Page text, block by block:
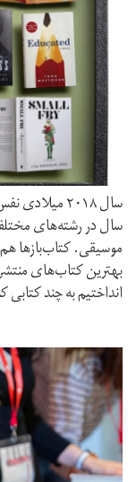
سال ۲۰۱۸
سال در رشته‌های
موسیقی. کتاب‌بازها
انداختیم به چند